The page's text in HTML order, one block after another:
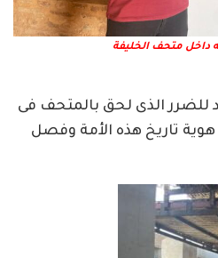
داخل متحف الخليفة
للضرر الذى لحق بالمتحف فى
هوية تاريخ هذه الأمة وفصل